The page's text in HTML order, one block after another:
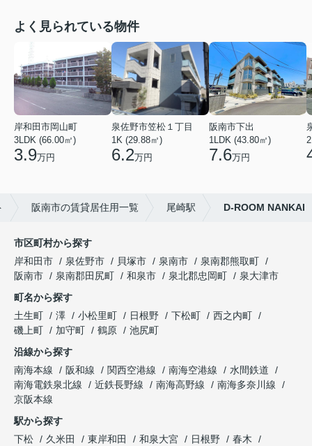
よく見られている物件
岸和田市岡山町
3LDK (66.00㎡)
3.9万円
泉佐野市笠松１丁目
1K (29.88㎡)
6.2万円
阪南市下出
1LDK (43.80㎡)
7.6万円
阪南市の賃貸居住用一覧 尾崎駅 D-ROOM NANKAI
市区町村から探す
岸和田市
泉佐野市 貝塚市 泉南市
泉南郡熊取町
阪南市
泉南郡田尻町 和泉市 泉北郡忠岡町
泉大津市
町名から探す
土生町
澤 小松里町 日根野 下松町
西之内町
磯上町
加守町 鶴原
池尻町
沿線から探す
南海本線
阪和線 関西空港線 南海空港線
水間鉄道
南海電鉄泉北線
近鉄長野線 南海高野線
南海多奈川線
京阪本線
駅から探す
下松
久米田 東岸和田 和泉大宮 日根野
春木